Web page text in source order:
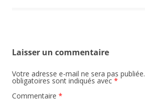
Laisser un commentaire
Votre adresse e-mail ne sera pas publiée.
obligatoires sont indiqués avec *
Commentaire *